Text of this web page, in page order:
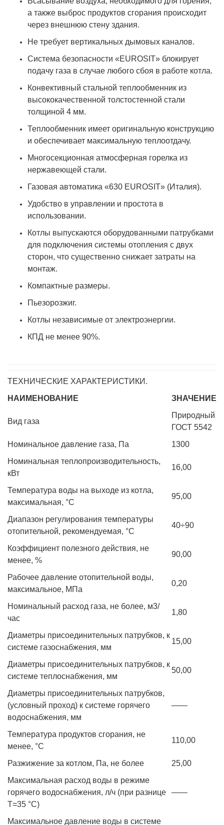
а также выброс продуктов сгорания происходит
через внешнюю стену здания.
Не требует вертикальных дымовых каналов.
Система безопасности «EUROSIT» блокирует
подачу газа в случае любого сбоя в работе котла.
Конвективный стальной теплообменник из
высококачественной толстостенной стали
толщиной 4 мм.
Теплообменник имеет оригинальную конструкцию
и обеспечивает максимальную теплоотдачу.
Многосекционная атмосферная горелка из
нержавеющей стали.
Газовая автоматика «630 EUROSIT» (Италия).
Удобство в управлении и простота в
использовании.
Котлы выпускаются оборудованными патрубками
для подключения системы отопления с двух
сторон, что существенно снижает затраты на
монтаж.
Компактные размеры.
Пьезорозжиг.
Котлы независимые от электроэнергии.
КПД не менее 90%.
ТЕХНИЧЕСКИЕ ХАРАКТЕРИСТИКИ.
НАИМЕНОВАНИЕ
ЗНАЧЕНИЕ
Вид газа
Природный
ГОСТ 5542
Номинальное давление газа, Па
1300
Номинальная теплопроизводительность,
кВт
16,00
Температура воды на выходе из котла,
максимальная, °C
95,00
Диапазон регулирования температуры
отопительной, рекомендуемая, °C
40÷90
Коэффициент полезного действия, не
менее, %
90,00
Рабочее давление отопительной воды,
максимальное, МПа
0,20
Номинальный расход газа, не более, м3/
час
1,80
Диаметры присоединительных патрубков, к
системе газоснабжения, мм
15,00
Диаметры присоединительных патрубков, к
системе теплоснабжения, мм
50,00
Диаметры присоединительных патрубков,
(условный проход) к системе горячего
водоснабжения, мм
——
Температура продуктов сгорания, не
менее, °С
110,00
Разжижение за котлом, Па, не более
25,00
Максимальная расход воды в режиме
горячего водоснабжения, л/ч (при разнице
Т=35 °С)
——
Максимальное давление воды в системе